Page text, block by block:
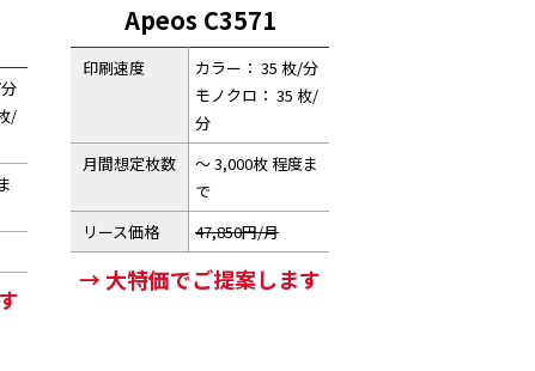
/
Apeos C3571
印刷速度
カラー： 35 枚/分
モノクロ： 35 枚/
分
月間想定枚数
～ 3,000枚 程度ま
で
リース価格
47,850円/月
→ 大特価でご提案します